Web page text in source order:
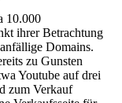
10.000
ihrer Betrachtung
Domains.
zu Gunsten
Youtube auf drei
zum Verkauf